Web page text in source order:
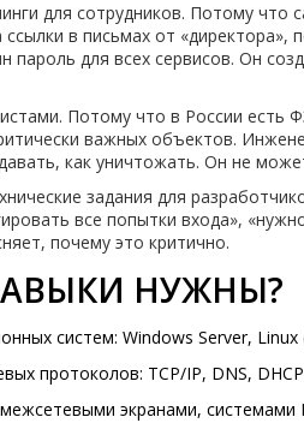
для сотрудников. Потому
ссылки в письмах от
пароль для всех сервисов. Он
Потому что в России есть
важных объектов.
как уничтожать. Он не
задания для
все попытки входа»,
почему это критично.
НУЖНЫ?
систем: Windows Server, Linux
протоколов: TCP/IP, DNS,
экранами, системами